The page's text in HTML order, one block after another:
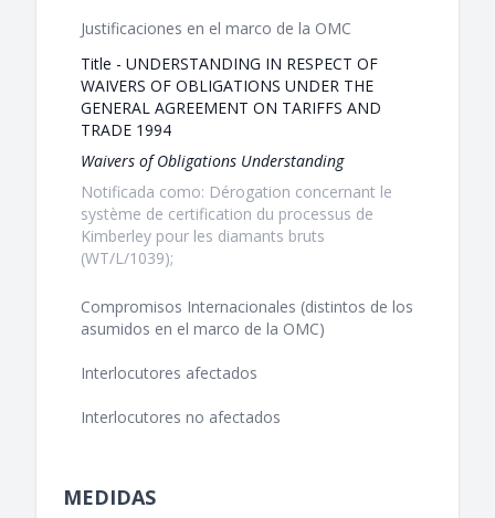
Justificaciones en el marco de la OMC
Title - UNDERSTANDING IN RESPECT OF
WAIVERS OF OBLIGATIONS UNDER THE
GENERAL AGREEMENT ON TARIFFS AND
TRADE 1994
Waivers of Obligations Understanding
Notificada como: Dérogation concernant le
système de certification du processus de
Kimberley pour les diamants bruts
(WT/L/1039);
Compromisos Internacionales (distintos de los
asumidos en el marco de la OMC)
Interlocutores afectados
Interlocutores no afectados
MEDIDAS